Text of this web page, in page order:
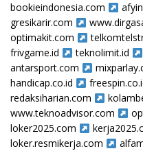
bookieindonesia.com
gresikarir.com
optimakit.com
frivgame.id
teknolimit.id
antarsport.com
handicap.co.id
redaksiharian.com
www.teknoadvisor.com
loker2025.com
loker.resmikerja.com